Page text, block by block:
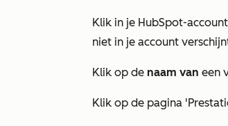
Klik in je HubSpot-
niet in je account
Klik op de naam van een
Klik op de pagina